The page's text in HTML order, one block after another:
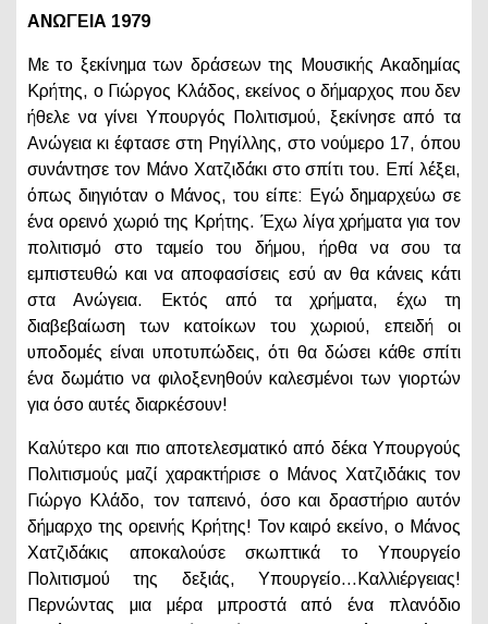
ΑΝΩΓΕΙΑ 1979
Με το ξεκίνημα των δράσεων της Μουσικής Ακαδημίας
Κρήτης, ο Γιώργος Κλάδος, εκείνος ο δήμαρχος που δεν
ήθελε να γίνει Υπουργός Πολιτισμού, ξεκίνησε από τα
Ανώγεια κι έφτασε στη Ρηγίλλης, στο νούμερο 17, όπου
συνάντησε τον Μάνο Χατζιδάκι στο σπίτι του. Επί λέξει,
όπως διηγιόταν ο Μάνος, του είπε: Εγώ δημαρχεύω σε
ένα ορεινό χωριό της Κρήτης. Έχω λίγα χρήματα για τον
πολιτισμό στο ταμείο του δήμου, ήρθα να σου τα
εμπιστευθώ και να αποφασίσεις εσύ αν θα κάνεις κάτι
στα Ανώγεια. Εκτός από τα χρήματα, έχω τη
διαβεβαίωση των κατοίκων του χωριού, επειδή οι
υποδομές είναι υποτυπώδεις, ότι θα δώσει κάθε σπίτι
ένα δωμάτιο να φιλοξενηθούν καλεσμένοι των γιορτών
για όσο αυτές διαρκέσουν!
Καλύτερο και πιο αποτελεσματικό από δέκα Υπουργούς
Πολιτισμούς μαζί χαρακτήρισε ο Μάνος Χατζιδάκις τον
Γιώργο Κλάδο, τον ταπεινό, όσο και δραστήριο αυτόν
δήμαρχο της ορεινής Κρήτης! Τον καιρό εκείνο, ο Μάνος
Χατζιδάκις αποκαλούσε σκωπτικά το Υπουργείο
Πολιτισμού της δεξιάς, Υπουργείο…Καλλιέργειας!
Περνώντας μια μέρα μπροστά από ένα πλανόδιο